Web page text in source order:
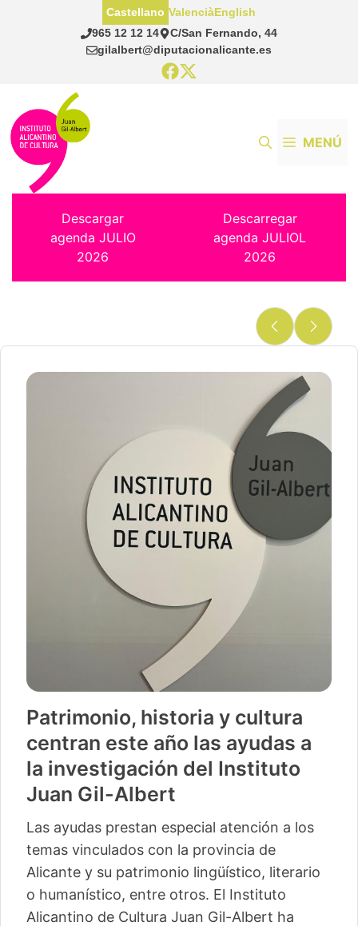
965 12 12 14
C/San Fernando, 44
gilalbert@diputacionalicante.es
Castellano ValenciàEnglish
MENÚ
Descargar
agenda JULIO
2026
Descarregar
agenda JULIOL
2026
Vuelve «Cultura-500» con
actividades para 13 pequeños
municipios más
La segunda edición de este ciclo del Instituto
Alicantino de Cultura Juan Gil-Albert
comienza este sábado en Camp de Mirra
con un taller de percusión de Pakito Baeza
La segunda edición del ciclo ‘Cultura -500’
del Instituto Alicantino de Cultura Juan Gil-